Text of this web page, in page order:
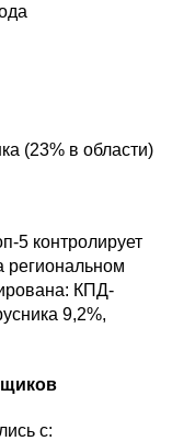
(23% в области)
5 контролирует
региональном
КПД-
9,2%,
с: